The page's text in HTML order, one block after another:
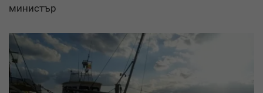
министър